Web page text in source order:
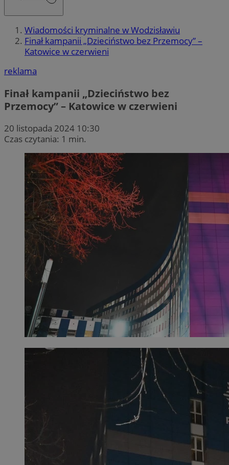
Wiadomości kryminalne w Wodzisławiu
Finał kampanii „Dzieciństwo bez Przemocy” –
Katowice w czerwieni
reklama
Finał kampanii „Dzieciństwo bez
Przemocy” – Katowice w czerwieni
20 listopada 2024 10:30
Czas czytania: 1 min.